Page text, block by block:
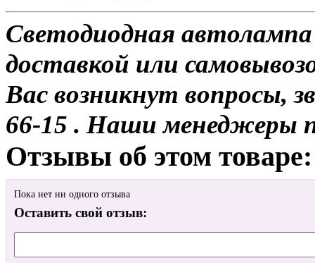
Светодиодная
доставкой или
Вас возникнут вопросы,
66-15 . Наши менеджеры
Отзывы об этом товаре:
Пока нет ни одного отзыва
Оставить свой отзыв: